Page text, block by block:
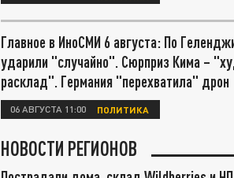
Главное в ИноСМИ 6 августа: По
ударили "случайно". Сюрприз Кима –
расклад". Германия "перехватила" дрон
06 АВГУСТА 11:00 ПОЛИТИКА
НОВОСТИ РЕГИОНОВ